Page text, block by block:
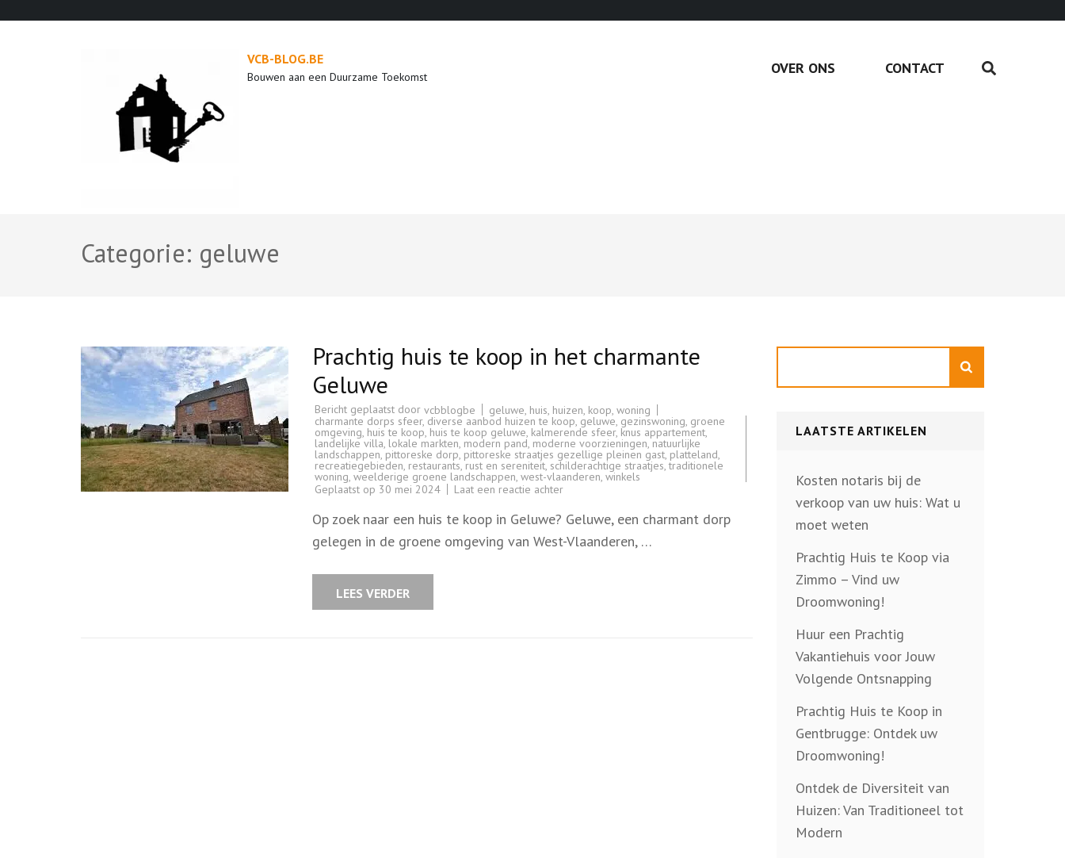
VCB-BLOG.BE
Bouwen aan een Duurzame Toekomst OVER ONS CONTACT
Categorie: geluwe
Prachtig huis te koop in het charmante
Geluwe
Bericht geplaatst door vcbblogbe geluwe huis huizen koop woning
charmante dorps sfeer, diverse aanbod huizen te koop, geluwe, gezinswoning, groene
omgeving, huis te koop, huis te koop geluwe, kalmerende sfeer, knus appartement,
landelijke villa, lokale markten, modern pand, moderne voorzieningen,natuurlijke
landschappen, pittoreske dorp, pittoreske straatjes gezellige pleinen gast, platteland,
recreatiegebieden, restaurants,rust en sereniteit, schilderachtige straatjes,traditionele
woning, weelderige groene landschappen, west-vlaanderen, winkels
Geplaatst op 30 mei 2024 Laat een reactie achterop
te
in
Op zoek naar een huis te koop in Geluwe? Geluwe, een charmant dorp
gelegen in de groene omgeving van West-Vlaanderen, …
LEES VERDER
LAATSTE ARTIKELEN
Kosten notaris bij de
verkoop van uw huis: Wat u
moet weten
Prachtig Huis te Koop via
Zimmo – Vind uw
Droomwoning!
Huur een Prachtig
Vakantiehuis voor Jouw
Volgende Ontsnapping
Prachtig Huis te Koop in
Gentbrugge: Ontdek uw
Droomwoning!
Ontdek de Diversiteit van
Huizen: Van Traditioneel tot
Modern